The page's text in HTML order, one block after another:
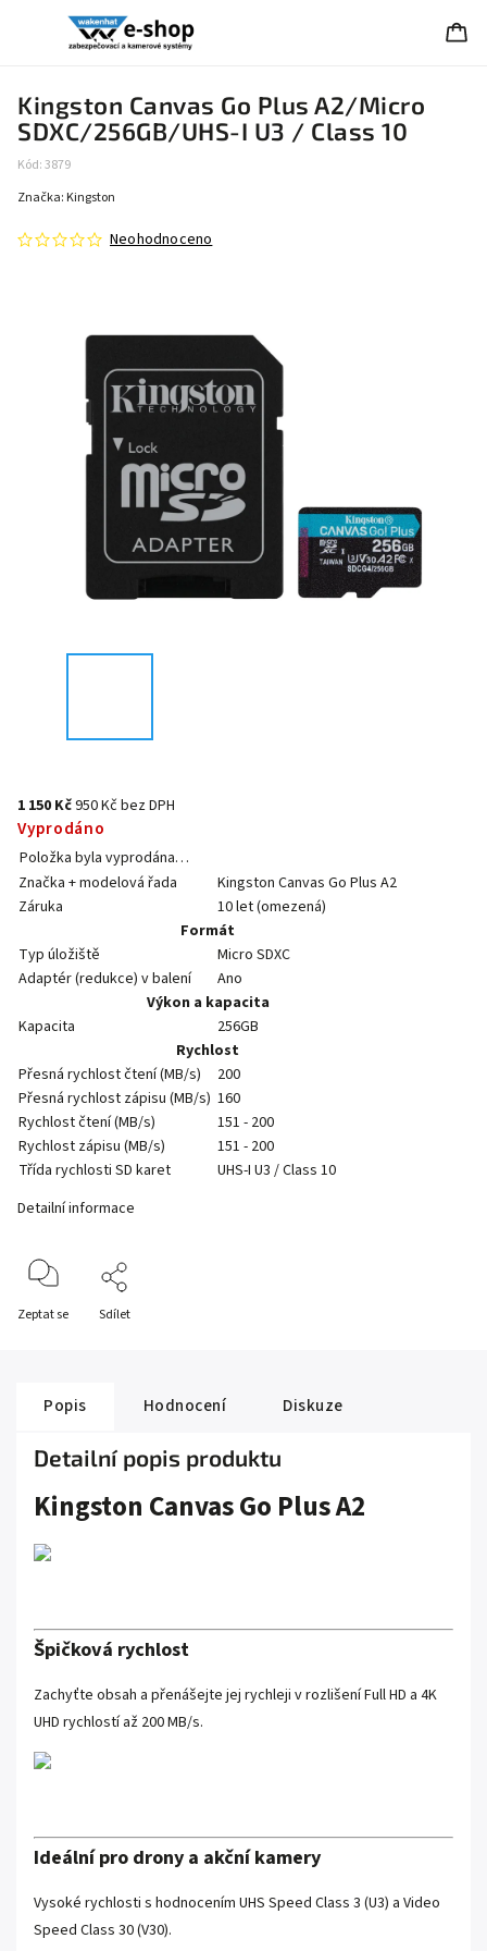
Kingston Canvas Go Plus A2/Micro
SDXC/256GB/UHS-I U3 / Class 10
Kód:3879
Neohodnoceno
Značka: Kingston
1 150 Kč950 Kč bez DPH
Vyprodáno
Položka byla vyprodána…
Značka + modelová řada
Kingston Canvas Go Plus A2
Záruka
10 let (omezená)
Formát
Typ úložiště
Micro SDXC
Adaptér (redukce) v balení
Ano
Výkon a kapacita
Kapacita
256GB
Rychlost
Přesná rychlost čtení (MB/s)
200
Přesná rychlost zápisu (MB/s) 160
Rychlost čtení (MB/s)
151 - 200
Rychlost zápisu (MB/s)
151 - 200
Třída rychlosti SD karet
UHS-I U3 / Class 10
Detailní informace
Zeptat se Sdílet
Popis Hodnocení Diskuze
Detailní popis produktu
Kingston Canvas Go Plus A2
Špičková rychlost
Zachyťte obsah a přenášejte jej rychleji v rozlišení Full HD a 4K
UHD rychlostí až 200 MB/s.
Ideální pro drony a akční kamery
Vysoké rychlosti s hodnocením UHS Speed Class 3 (U3) a Video
Speed Class 30 (V30).